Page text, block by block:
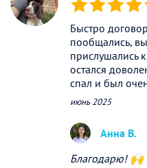
(*) (*) (*) (*)
Быстро
пообщались,
прислушались
остался
спал и был
июнь 2025
Анна В.
Благодарю! 🙌